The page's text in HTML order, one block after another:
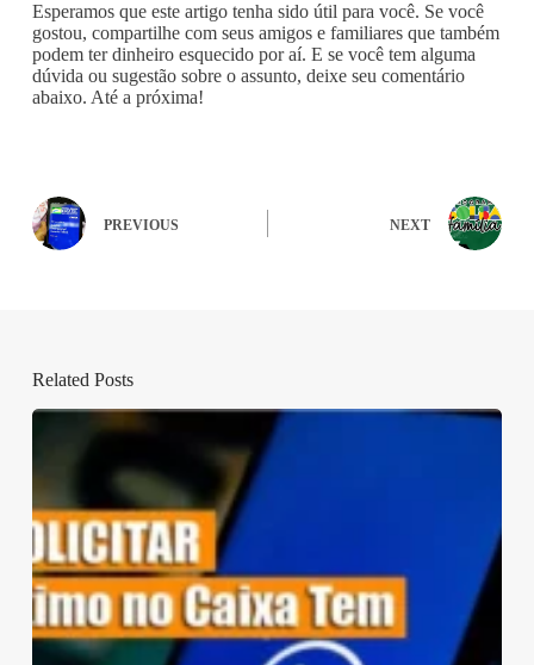
Esperamos que este artigo tenha sido útil para você. Se você
gostou, compartilhe com seus amigos e familiares que também
podem ter dinheiro esquecido por aí. E se você tem alguma
dúvida ou sugestão sobre o assunto, deixe seu comentário
abaixo. Até a próxima!
PREVIOUS NEXT
Related Posts